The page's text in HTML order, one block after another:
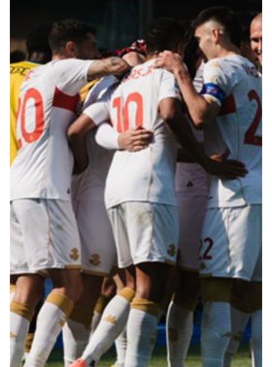
Vintage Collection
Red&Blue Voices
Kids
Accessori
Party
Outlet
Caffè Boasi x Genoa
Helan x Genoa
Isolani x Genoa
Gift Card Online Store